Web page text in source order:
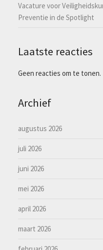
Vacature voor
Preventie in de Spotlight
Laatste reacties
Geen reacties om te tonen.
Archief
augustus 2026
juli 2026
juni 2026
mei 2026
april 2026
maart 2026